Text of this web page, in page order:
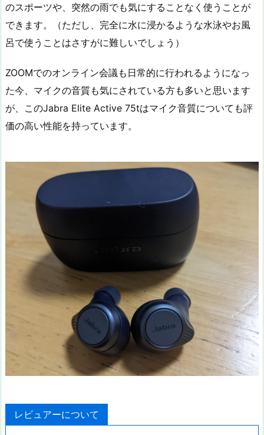
のスポーツや、突然の雨でも気にすることなく使うことが
できます。（ただし、完全に水に浸かるような水泳やお風
呂で使うことはさすがに難しいでしょう）
ZOOMでのオンライン会議も日常的に行われるようになっ
た今、マイクの音質も気にされている方も多いと思います
が、このJabra Elite Active 75tはマイク音質についても評
価の高い性能を持っています。
レビュアーについて